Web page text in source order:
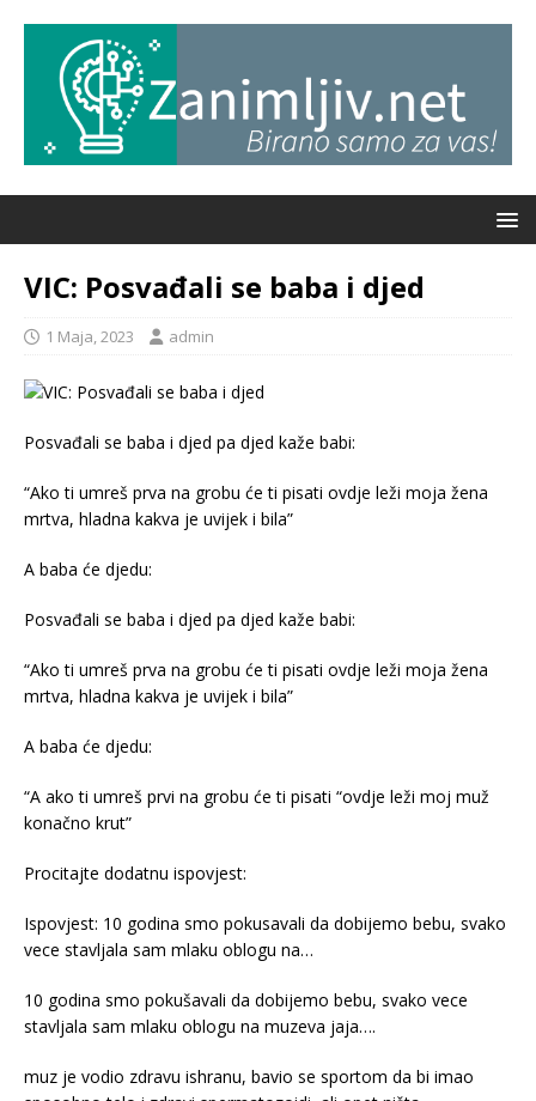
VIC: Posvađali se baba i djed
1 Maja, 2023 admin
Posvađali se baba i djed pa djed kaže babi:
“Ako ti umreš prva na grobu će ti pisati ovdje leži moja žena
mrtva, hladna kakva je uvijek i bila”
A baba će djedu:
Posvađali se baba i djed pa djed kaže babi:
“Ako ti umreš prva na grobu će ti pisati ovdje leži moja žena
mrtva, hladna kakva je uvijek i bila”
A baba će djedu:
“A ako ti umreš prvi na grobu će ti pisati “ovdje leži moj muž
konačno krut”
Procitajte dodatnu ispovjest:
Ispovjest: 10 godina smo pokusavali da dobijemo bebu, svako
vece stavljala sam mlaku oblogu na…
10 godina smo pokušavali da dobijemo bebu, svako vece
stavljala sam mlaku oblogu na muzeva jaja….
muz je vodio zdravu ishranu, bavio se sportom da bi imao